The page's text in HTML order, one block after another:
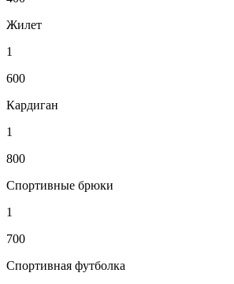
Жилет
1
600
Кардиган
1
800
Спортивные брюки
1
700
Спортивная футболка